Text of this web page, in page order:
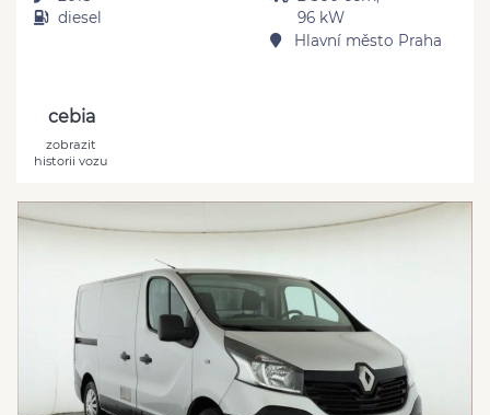
diesel
96 kW
Hlavní město Praha
cebia
zobrazit
historii vozu